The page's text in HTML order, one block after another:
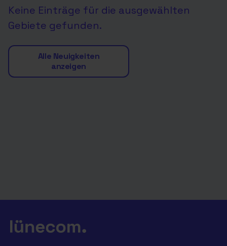
Keine Einträge für die ausgewählten
Gebiete gefunden.
Alle Neuigkeiten
anzeigen